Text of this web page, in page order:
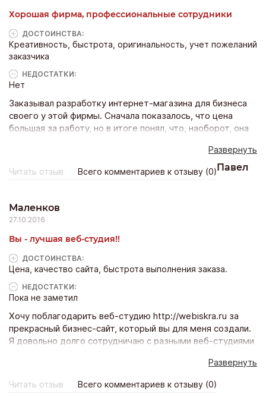
Хорошая фирма, профессиональные сотрудники
ДОСТОИНCТВА:
Креативность, быстрота, оригинальность, учет пожеланий
заказчика
НЕДОСТАТКИ:
Нет
Заказывал разработку интернет-магазина для бизнеса
своего у этой фирмы. Сначала показалось, что цена
большая за работу, но в итоге понял, что, наоборот, она
для меня, это быстро. Во-вторых, оформление сайта -
не шаблонное и типичное, были учтены мои пожелания
при выполнении работы, оформили мне страницы
В-третьих, сделали небольшой подарок за заказ -
вполне приятный такой нюанс :) Так что я остался
Развернуть
Читать отзыв Всего комментариев к отзыву (0)Павел
Маленков
27.10.2016
Вы - лучшая веб-студия!!
ДОСТОИНCТВА:
Цена, качество сайта, быстрота выполнения заказа.
НЕДОСТАТКИ:
Пока не заметил
Хочу поблагодарить веб-студию http://webiskra.ru за
прекрасный бизнес-сайт, который вы для меня создали.
Я довольно долго сотрудничаю с разными веб-студиями
непревзойденные мастера своего дела. Особенно
приятно удивила цена и та скорость, с которой вы
справились с работой. Я могу с уверенностью
Развернуть
Читать отзыв Всего комментариев к отзыву (0)